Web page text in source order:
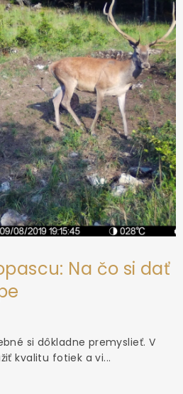
Na čo si dať
si dôkladne premyslieť. V
kvalitu fotiek a vi...